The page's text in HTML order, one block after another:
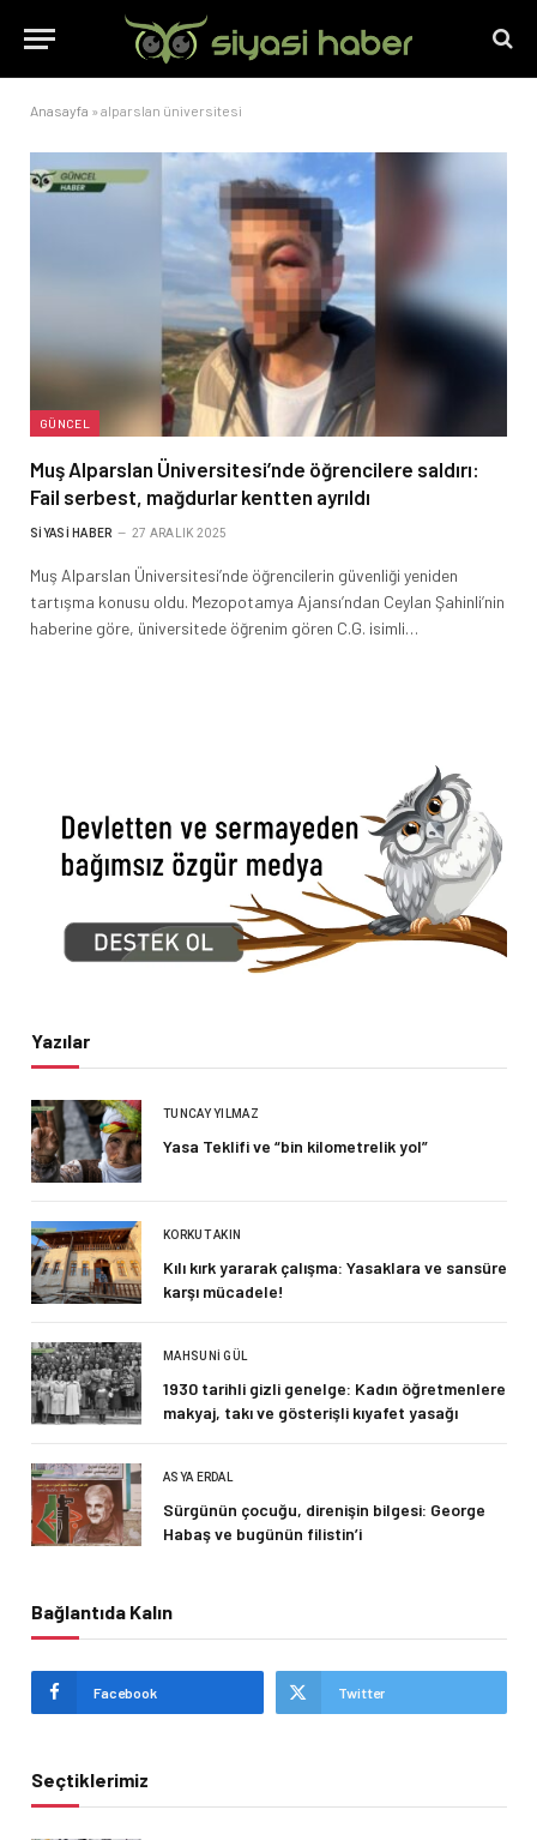
Anasayfa » alparslan üniversitesi
GÜNCEL
Muş Alparslan Üniversitesi’nde öğrencilere saldırı:
Fail serbest, mağdurlar kentten ayrıldı
SIYASI HABER 27 ARALIK 2025
Muş Alparslan Üniversitesi’nde öğrencilerin güvenliği yeniden
tartışma konusu oldu. Mezopotamya Ajansı’ndan Ceylan Şahinli’nin
haberine göre, üniversitede öğrenim gören C.G. isimli…
Yazılar
TUNCAY YILMAZ
Yasa Teklifi ve “bin kilometrelik yol”
KORKUT AKIN
Kılı kırk yararak çalışma: Yasaklara ve sansüre
karşı mücadele!
MAHSUNI GÜL
1930 tarihli gizli genelge: Kadın öğretmenlere
makyaj, takı ve gösterişli kıyafet yasağı
ASYA ERDAL
Sürgünün çocuğu, direnişin bilgesi: George
Habaş ve bugünün filistin’i
Bağlantıda Kalın
Facebook Twitter
Seçtiklerimiz